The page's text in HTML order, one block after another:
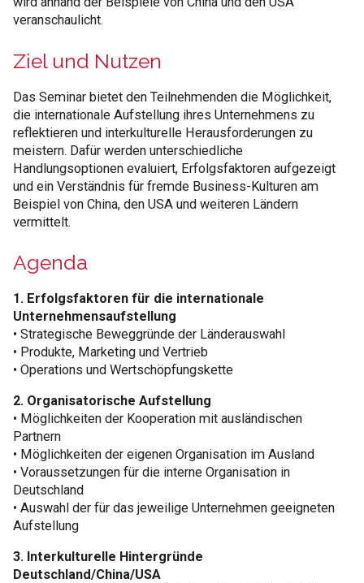
veranschaulicht.
Ziel und Nutzen
Das Seminar bietet den Teilnehmenden die Möglichkeit,
die internationale Aufstellung ihres Unternehmens zu
reflektieren und interkulturelle Herausforderungen zu
meistern. Dafür werden unterschiedliche
Handlungsoptionen evaluiert, Erfolgsfaktoren aufgezeigt
und ein Verständnis für fremde Business-Kulturen am
Beispiel von China, den USA und weiteren Ländern
vermittelt.
Agenda
1. Erfolgsfaktoren für die internationale
Unternehmensaufstellung
• Strategische Beweggründe der Länderauswahl
• Produkte, Marketing und Vertrieb
• Operations und Wertschöpfungskette
2. Organisatorische Aufstellung
• Möglichkeiten der Kooperation mit ausländischen
Partnern
• Möglichkeiten der eigenen Organisation im Ausland
• Voraussetzungen für die interne Organisation in
Deutschland
• Auswahl der für das jeweilige Unternehmen geeigneten
Aufstellung
3. Interkulturelle Hintergründe
Deutschland/China/USA